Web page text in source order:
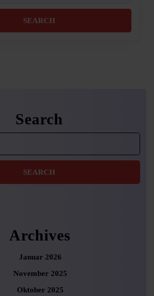
Search
Archives
Januar 2026
November 2025
Oktober 2025